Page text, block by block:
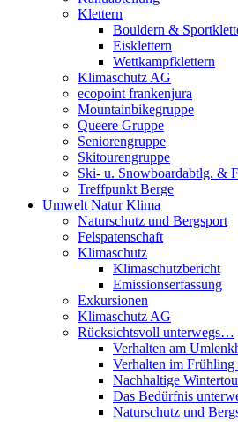
Klettern
Bouldern &
Eisklettern
Wettkampfklettern
Klimaschutz AG
ecopoint frankenjura
Mountainbikegruppe
Queere Gruppe
Seniorengruppe
Skitourengruppe
Ski- u. Snowboardabtlg. &
Treffpunkt Berge
Umwelt Natur Klima
Naturschutz und Bergsport
Felspatenschaft
Klimaschutz
Klimaschutzbericht
Emissionserfassung
Exkursionen
Klimaschutz AG
Rücksichtsvoll unterwegs…
Verhalten am
Verhalten im Frühling
Nachhaltige
Das Bedürfnis
Naturschutz und